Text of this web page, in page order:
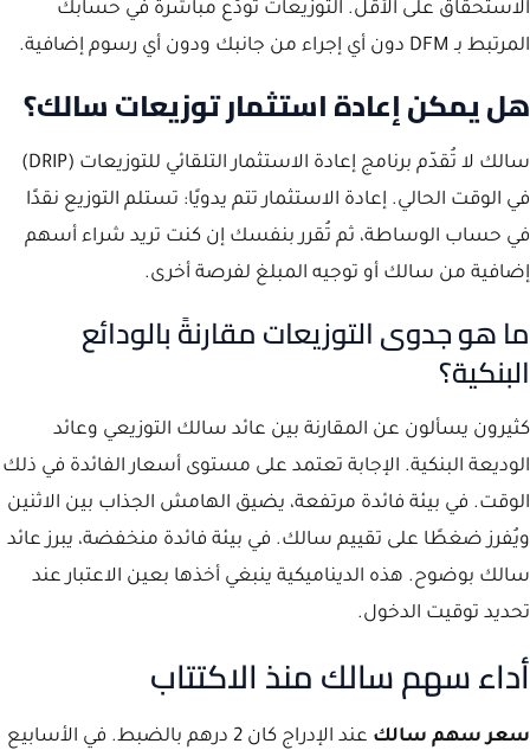
الاستحقاق على الأقل. التوزيعات تُودَع مباشرةً في حسابك
المرتبط بـ DFM دون أي إجراء من جانبك ودون أي رسوم إضافية.
هل يمكن إعادة استثمار توزيعات سالك؟
سالك لا تُقدّم برنامج إعادة الاستثمار التلقائي للتوزيعات (DRIP)
في الوقت الحالي. إعادة الاستثمار تتم يدويًا: تستلم التوزيع نقدًا
في حساب الوساطة، ثم تُقرر بنفسك إن كنت تريد شراء أسهم
إضافية من سالك أو توجيه المبلغ لفرصة أخرى.
ما هو جدوى التوزيعات مقارنةً بالودائع
البنكية؟
كثيرون يسألون عن المقارنة بين عائد سالك التوزيعي وعائد
الوديعة البنكية. الإجابة تعتمد على مستوى أسعار الفائدة في ذلك
الوقت. في بيئة فائدة مرتفعة، يضيق الهامش الجذاب بين الاثنين
ويُفرز ضغطًا على تقييم سالك. في بيئة فائدة منخفضة، يبرز عائد
سالك بوضوح. هذه الديناميكية ينبغي أخذها بعين الاعتبار عند
تحديد توقيت الدخول.
أداء سهم سالك منذ الاكتتاب
سعر سهم سالك
عند الإدراج كان 2 درهم بالضبط. في الأسابيع